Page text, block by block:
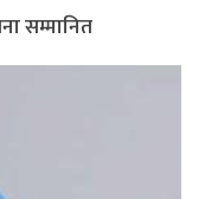
सम्मानित